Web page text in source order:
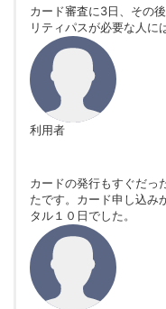
カード審査に3日、その
リティパスが必要な人に
利用者
カードの発行もすぐだっ
たです。カード申し込み
タル１０日でした。